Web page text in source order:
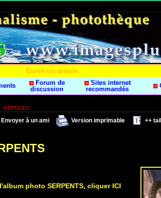
Écrire un article
Forum de
discussion
Sites internet
recommandés
REPTILES
Envoyer à un ami Version imprimable ++
photo SERPENTS, cliquer ICI